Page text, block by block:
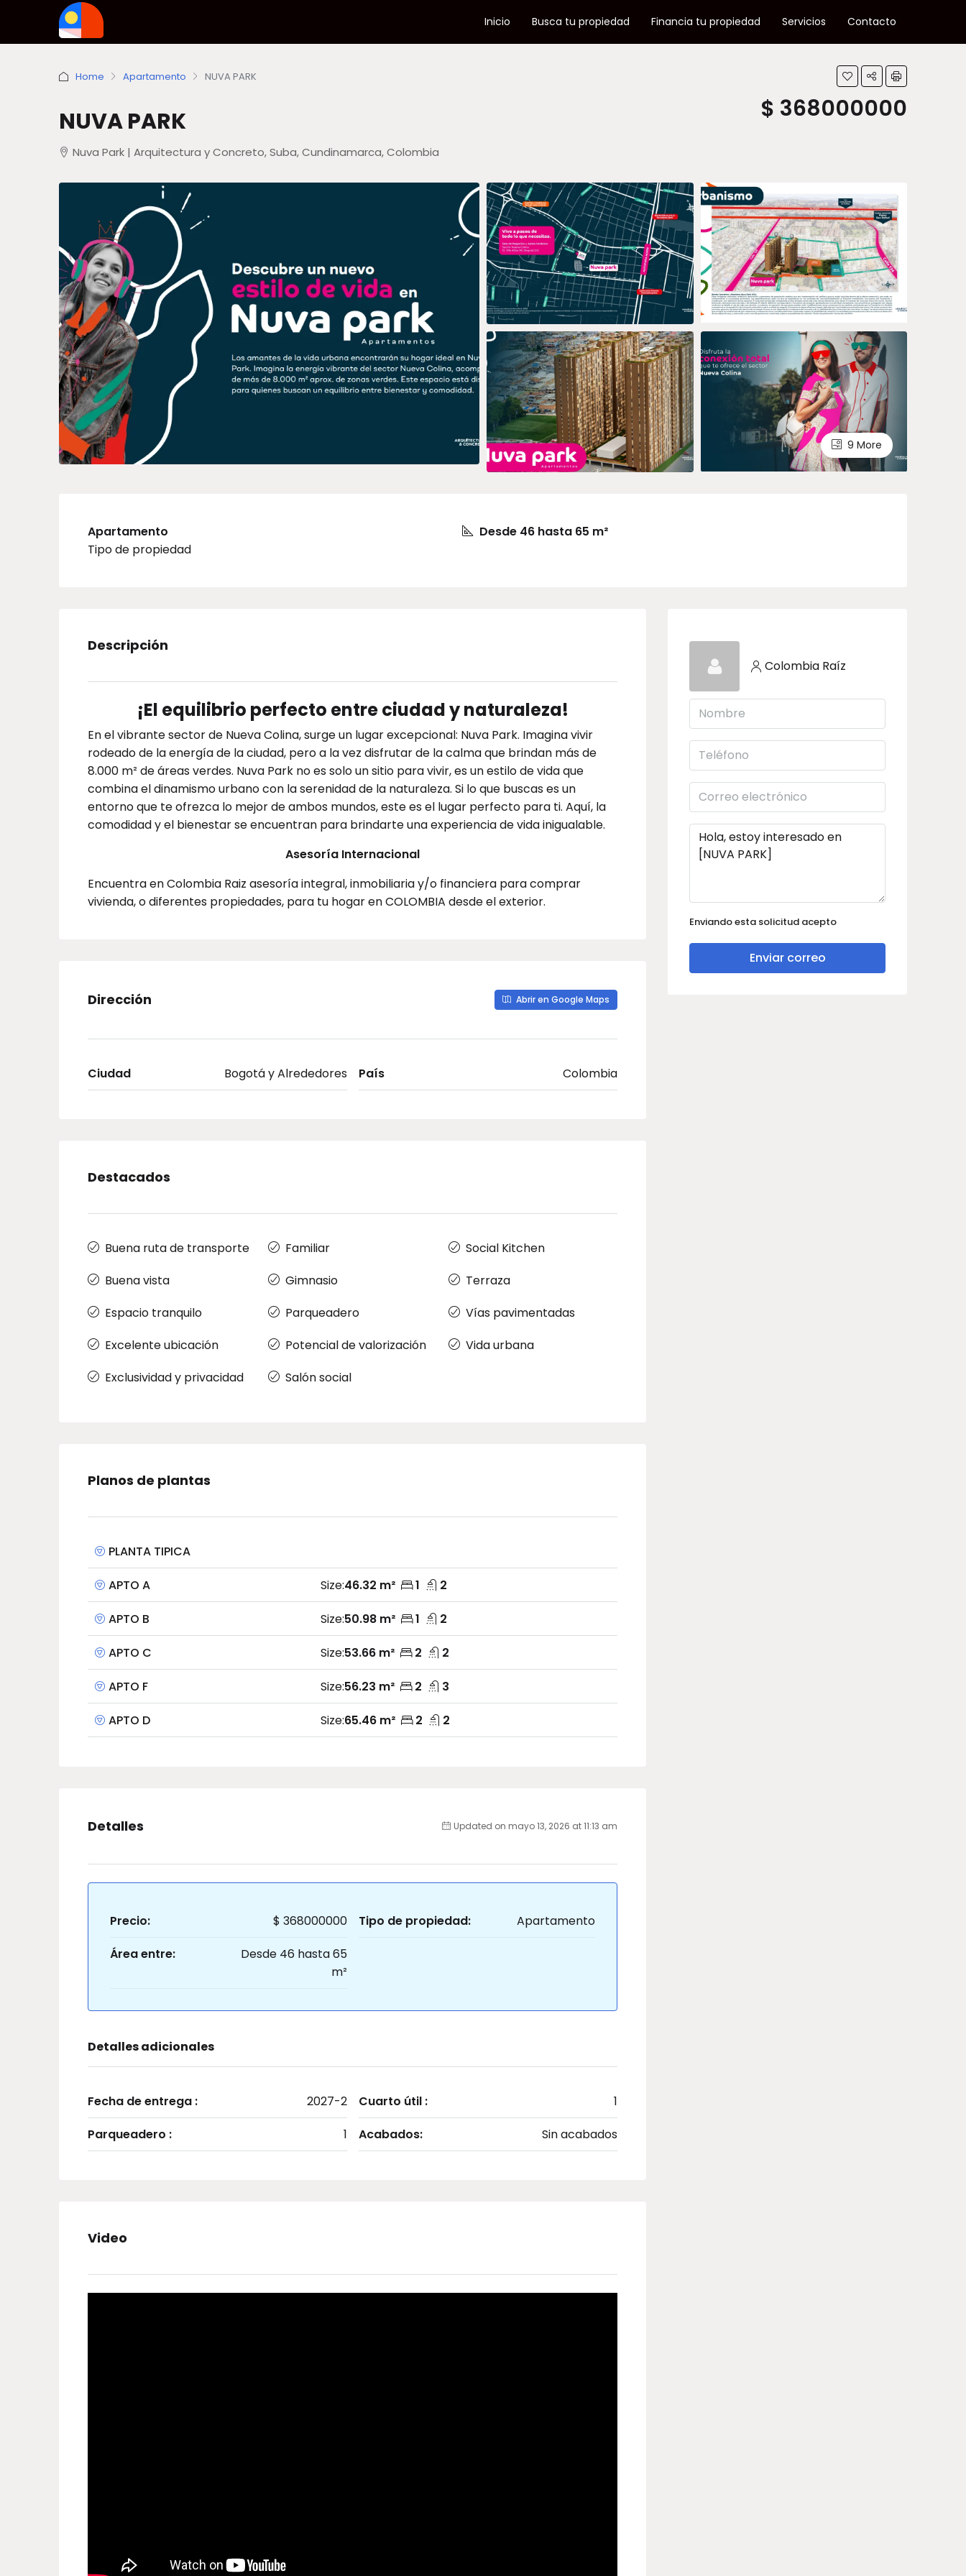
Inicio Busca tu propiedad Financia tu propiedad Servicios Contacto
Home Apartamento NUVA PARK
NUVA PARK $ 368000000
Nuva Park | Arquitectura y Concreto, Suba, Cundinamarca, Colombia
9 More
Apartamento
Tipo de propiedad
Desde 46 hasta 65 m²
Descripción
¡El equilibrio perfecto entre ciudad y naturaleza!
En el vibrante sector de Nueva Colina, surge un lugar excepcional: Nuva Park. Imagina vivir
rodeado de la energía de la ciudad, pero a la vez disfrutar de la calma que brindan más de
8.000 m² de áreas verdes. Nuva Park no es solo un sitio para vivir, es un estilo de vida que
combina el dinamismo urbano con la serenidad de la naturaleza. Si lo que buscas es un
entorno que te ofrezca lo mejor de ambos mundos, este es el lugar perfecto para ti. Aquí, la
comodidad y el bienestar se encuentran para brindarte una experiencia de vida inigualable.
Asesoría Internacional
Encuentra en Colombia Raiz asesoría integral, inmobiliaria y/o financiera para comprar
vivienda, o diferentes propiedades, para tu hogar en COLOMBIA desde el exterior.
Dirección Abrir en Google Maps
Ciudad Bogotá y Alrededores País Colombia
Destacados
Buena ruta de transporte
Buena vista
Espacio tranquilo
Excelente ubicación
Exclusividad y privacidad
Familiar
Gimnasio
Parqueadero
Potencial de valorización
Salón social
Social Kitchen
Terraza
Vías pavimentadas
Vida urbana
Planos de plantas
PLANTA TIPICA
APTO A Size:46.32 m² 1 2
APTO B Size:50.98 m² 1 2
APTO C Size:53.66 m² 2 2
APTO F Size:56.23 m² 2 3
APTO D Size:65.46 m² 2 2
Detalles Updated on mayo 13, 2026 at 11:13 am
Precio:
$ 368000000
Área entre:
Desde 46 hasta 65
m²
Tipo de propiedad: Apartamento
Detalles adicionales
Fecha de entrega :
2027-2
Parqueadero :
1
Cuarto útil :
1
Acabados:
Sin acabados
Video
Colombia Raíz
Enviando esta solicitud acepto
Enviar correo